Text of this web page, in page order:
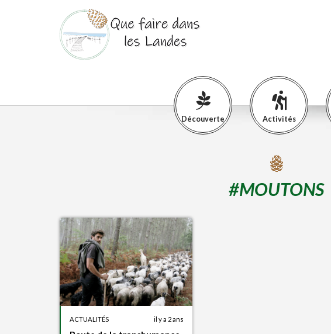
Découverte Activités
#MOUTONS
ACTUALITÉS il y a 2 ans